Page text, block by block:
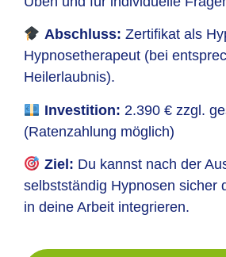
Abschluss: Zertifikat als
Hypnosetherapeut (bei
Heilerlaubnis).
Investition: 2.390 € zzgl.
(Ratenzahlung möglich)
Ziel: Du kannst nach der
selbstständig Hypnosen sicher
in deine Arbeit integrieren.